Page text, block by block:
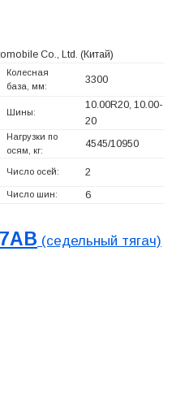
Co., Ltd. (Китай)
Колесная
база, мм:
3300
Шины:
10.00R20, 10.00-
20
Нагрузки по
осям, кг:
4545/10950
Число осей: 2
Число шин: 6
(седельный тягач)